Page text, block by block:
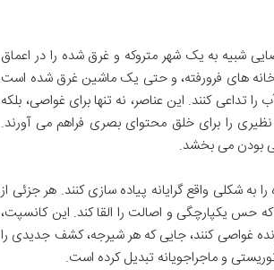
شبیه به یک شهر متروکه و غرق شده را در اعماق
خانه های فرورفته، و حتی یک ماشین غرق شده است
کنند. این عناصر، نه تنها برای غواصی، بلکه
را برای خلق محتوای بصری فراهم می آورند.
بودن می بخشد.
شکلی واقع گرایانه پیاده سازی کنند. هر جزئی از
حس یکپارچگی و اصالت را القا کند. این کانسپت،
غواصی کنند، جایی که هر شیرجه، کشف جدیدی را
و ماجراجویانه تبدیل کرده است.